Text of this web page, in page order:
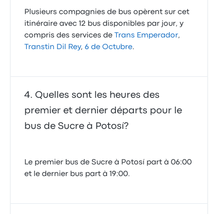
Plusieurs compagnies de bus opèrent sur cet
itinéraire avec 12 bus disponibles par jour, y
compris des services de
Trans Emperador,
Transtin Dil Rey,6 de Octubre.
Quelles sont les heures des
premier et dernier départs pour le
bus de Sucre à Potosí?
Le premier bus de Sucre à Potosí part à 06:00
et le dernier bus part à 19:00.